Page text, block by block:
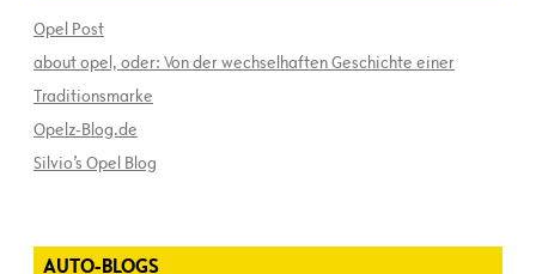
Opel Post
about opel, oder: Von der wechselhaften Geschichte einer
Traditionsmarke
Opelz-Blog.de
Silvio’s Opel Blog
AUTO-BLOGS